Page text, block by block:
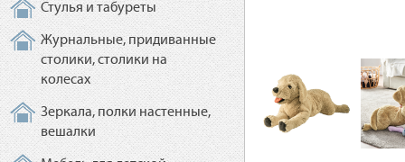
Стулья и табуреты
Журнальные, придиванные
столики, столики на
колесах
Зеркала, полки настенные,
вешалки